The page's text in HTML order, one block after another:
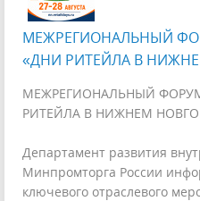
МЕЖРЕГИОНАЛЬНЫЙ
«ДНИ РИТЕЙЛА В
МЕЖРЕГИОНАЛЬНЫЙ
РИТЕЙЛА В НИЖНЕМ
Департамент развития
Минпромторга России
ключевого отраслевого